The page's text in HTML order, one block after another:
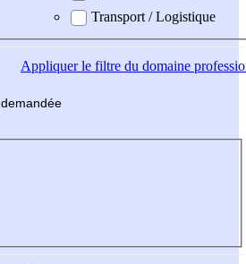
Transport / Logistique
Appliquerle filtre du domaine
demandée